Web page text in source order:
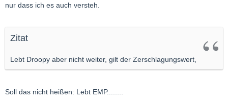
nur dass ich es auch versteh.
Zitat
Lebt Droopy aber nicht weiter, gilt der Zerschlagungswert,
Soll das nicht heißen: Lebt EMP........